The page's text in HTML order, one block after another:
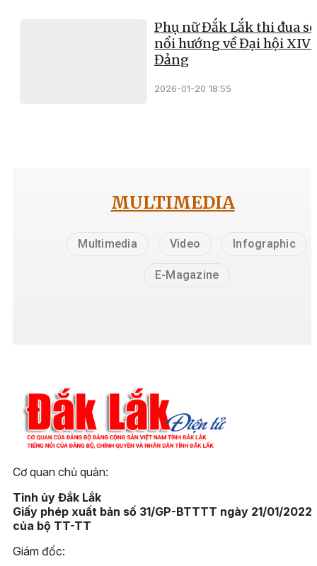
Phụ nữ Đắk Lắk thi đua
nổi hướng về Đại hội XIV
Đảng
2026-01-20 18:55
MULTIMEDIA
Multimedia Video Infographic
E-Magazine
Cơ quan chủ quản:
Tỉnh ủy Đắk Lắk
Giấy phép xuất bản số 31/GP-BTTTT ngày 21/01/2022
của bộ TT-TT
Giám đốc: